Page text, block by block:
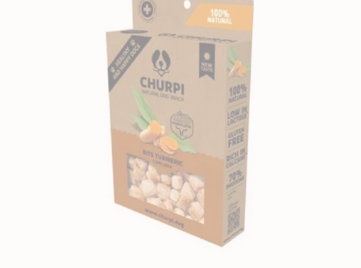
開
啟
圖
庫
檢
視
中
的